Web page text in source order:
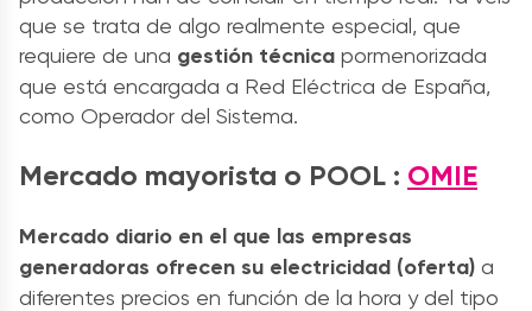
que se trata de algo realmente especial, que
requiere de una gestión técnica pormenorizada
que está encargada a Red Eléctrica de España,
como Operador del Sistema.
Mercado mayorista o POOL : OMIE
Mercado diario en el que las empresas
generadoras ofrecen su electricidad (oferta) a
diferentes precios en función de la hora y del tipo